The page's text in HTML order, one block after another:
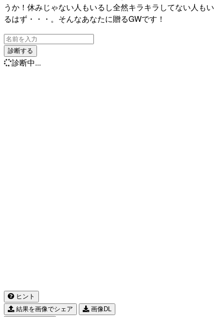
うか！休みじゃない人もいるし全然キラキラしてない人もい
るはず・・・。そんなあなたに贈るGWです！
診断する
診断中...
ヒント
結果を画像でシェア
画像DL